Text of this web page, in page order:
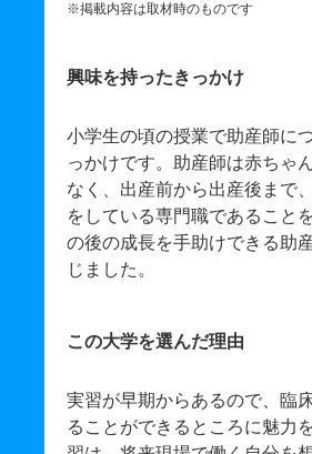
※掲載内容は取材時のものです
興味を持ったきっかけ
小学生の頃の授業で助産師に
っかけです。助産師は赤ちゃ
なく、出産前から出産後まで
をしている専門職であること
の後の成長を手助けできる助
じました。
この大学を選んだ理由
実習が早期からあるので、臨
ることができるところに魅力